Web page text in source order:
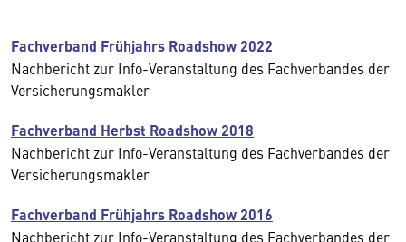
Fachverband Frühjahrs Roadshow 2022
Nachbericht zur Info-Veranstaltung des Fachverbandes der
Versicherungsmakler
Fachverband Herbst Roadshow 2018
Nachbericht zur Info-Veranstaltung des Fachverbandes der
Versicherungsmakler
Fachverband Frühjahrs Roadshow 2016
Nachbericht zur Info-Veranstaltung des Fachverbandes der